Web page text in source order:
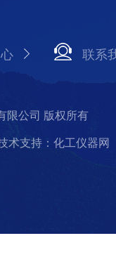
联系
限公司 版权所有
术支持：化工仪器网